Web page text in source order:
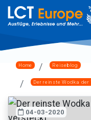
Home Reiseblog
Der reinste Wodka
04-03-2020